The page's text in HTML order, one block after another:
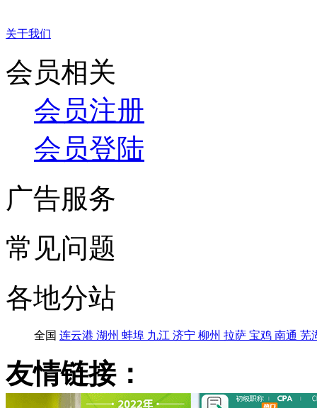
关于我们
会员相关
会员注册
会员登陆
广告服务
常见问题
各地分站
全国 连云港 湖州 蚌埠 九江 济宁 柳州 拉萨 宝鸡 南通 芜
友情链接：